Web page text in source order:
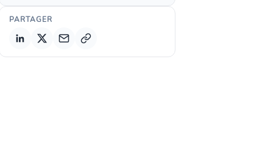
PARTAGER
Copier le lien